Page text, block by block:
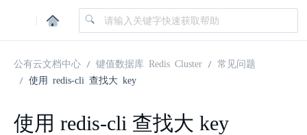
|
公有云文档中心 键值数据库 Redis Cluster
常见问题
使用 redis-cli 查找大 key
使用 redis-cli 查找大 key